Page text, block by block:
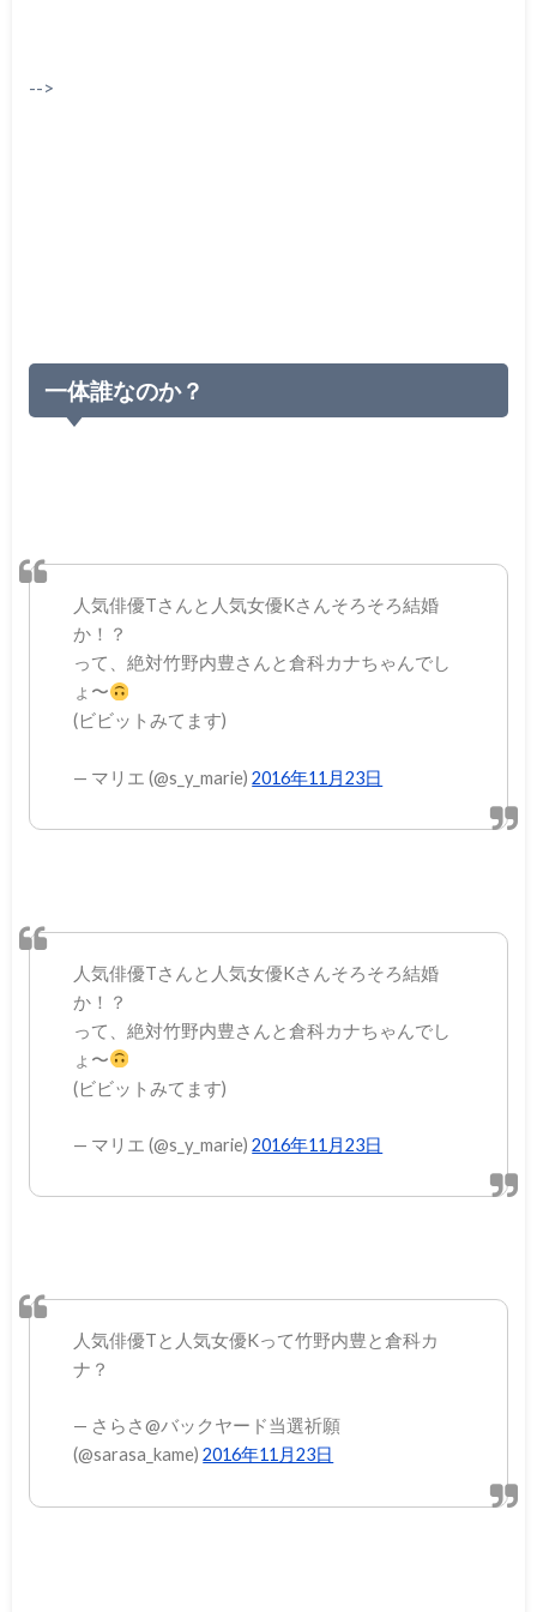
-->
一体誰なのか？
人気俳優Tさんと人気女優Kさんそろそろ結婚
か！？
って、絶対竹野内豊さんと倉科カナちゃんでし
ょ〜
(ビビットみてます)
— マリエ (@s_y_marie)2016年11月23日
人気俳優Tさんと人気女優Kさんそろそろ結婚
か！？
って、絶対竹野内豊さんと倉科カナちゃんでし
ょ〜
(ビビットみてます)
— マリエ (@s_y_marie)2016年11月23日
人気俳優Tと人気女優Kって竹野内豊と倉科カ
ナ？
— さらさ@バックヤード当選祈願
(@sarasa_kame)2016年11月23日